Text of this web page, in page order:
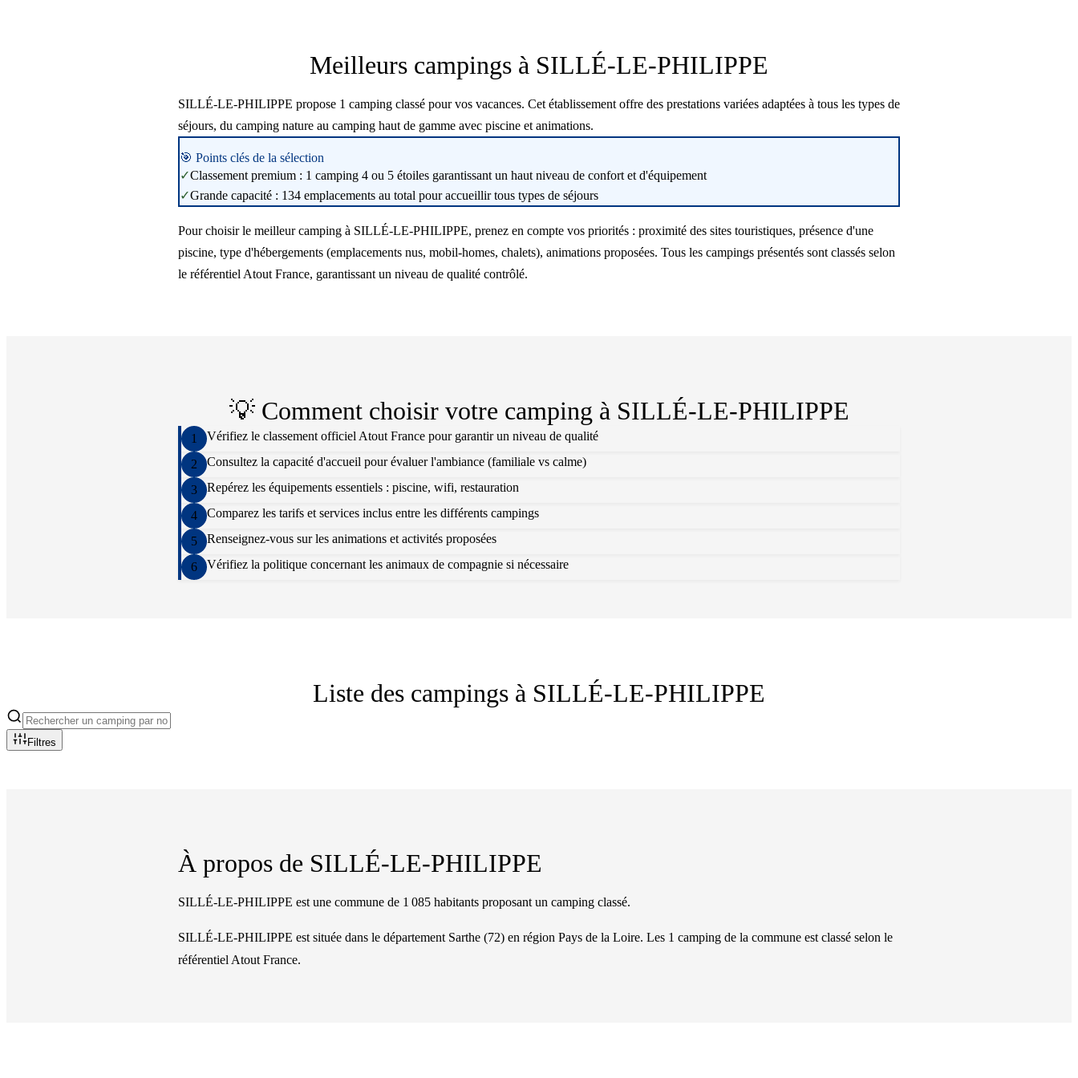
Meilleurs campings à SILLÉ-LE-PHILIPPE
SILLÉ-LE-PHILIPPE propose 1 camping classé pour vos vacances. Cet établissement offre des prestations variées adaptées à tous les types de
séjours, du camping nature au camping haut de gamme avec piscine et animations.
🎯 Points clés de la sélection
✓Classement premium : 1 camping 4 ou 5 étoiles garantissant un haut niveau de confort et d'équipement
✓Grande capacité : 134 emplacements au total pour accueillir tous types de séjours
Pour choisir le meilleur camping à SILLÉ-LE-PHILIPPE, prenez en compte vos priorités : proximité des sites touristiques, présence d'une
piscine, type d'hébergements (emplacements nus, mobil-homes, chalets), animations proposées. Tous les campings présentés sont classés selon
le référentiel Atout France, garantissant un niveau de qualité contrôlé.
💡 Comment choisir votre camping à SILLÉ-LE-PHILIPPE
1 Vérifiez le classement officiel Atout France pour garantir un niveau de qualité
2 Consultez la capacité d'accueil pour évaluer l'ambiance (familiale vs calme)
3 Repérez les équipements essentiels : piscine, wifi, restauration
4 Comparez les tarifs et services inclus entre les différents campings
5 Renseignez-vous sur les animations et activités proposées
6 Vérifiez la politique concernant les animaux de compagnie si nécessaire
Liste des campings à SILLÉ-LE-PHILIPPE
Filtres
À propos de SILLÉ-LE-PHILIPPE
SILLÉ-LE-PHILIPPE est une commune de 1 085 habitants proposant un camping classé.
SILLÉ-LE-PHILIPPE est située dans le département Sarthe (72) en région Pays de la Loire. Les 1 camping de la commune est classé selon le
référentiel Atout France.